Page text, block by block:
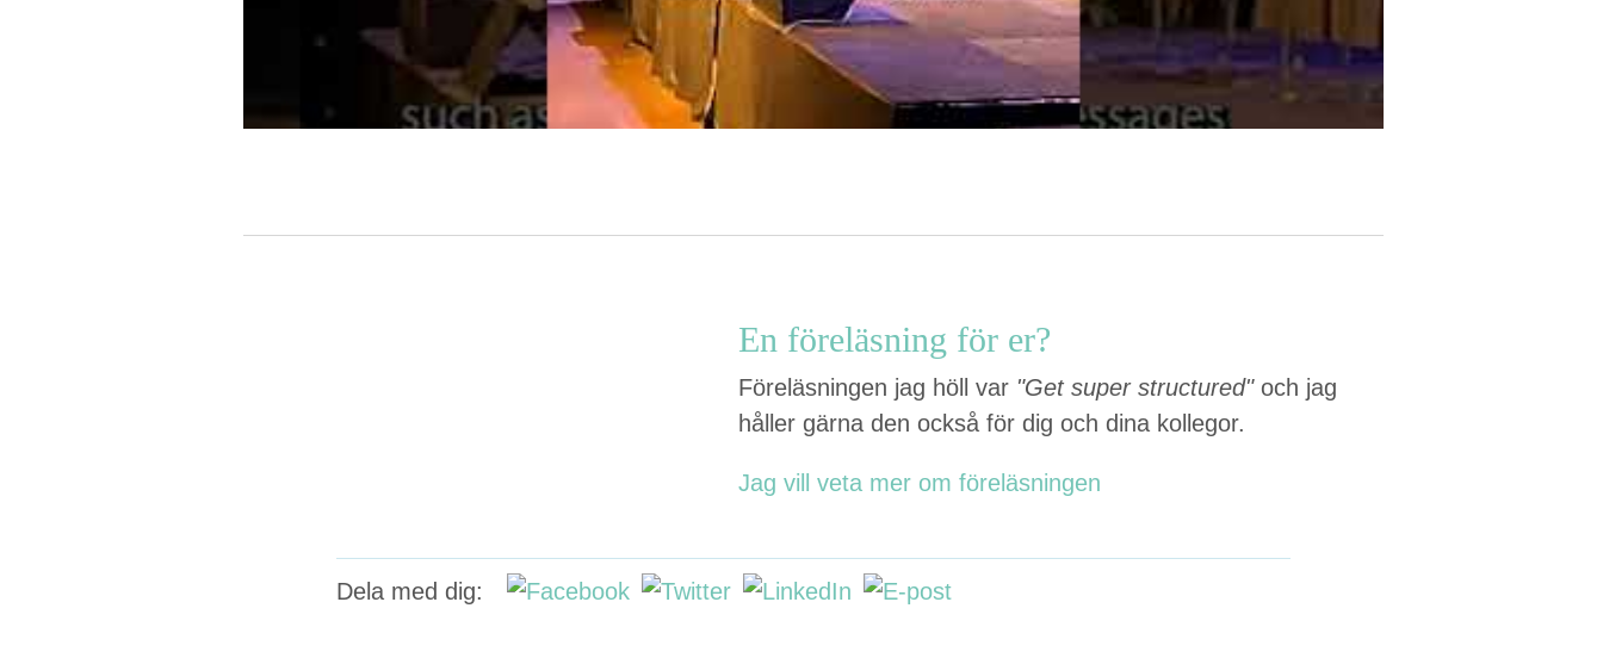
En föreläsning för er?
Föreläsningen jag höll var "Get super structured"och jag
håller gärna den också för dig och dina kollegor.
Jag vill veta mer om föreläsningen
Dela med dig: